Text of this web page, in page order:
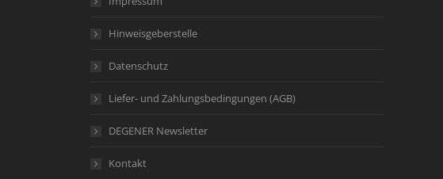
Hinweisgeberstelle
Datenschutz
Liefer- und Zahlungsbedingungen (AGB)
DEGENER Newsletter
Kontakt